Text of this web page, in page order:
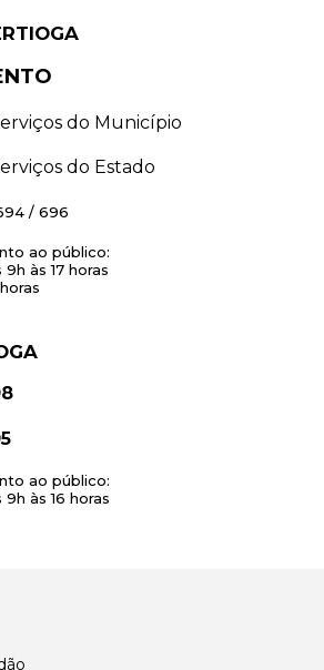
do Município
do Estado
/ 696
ao público:
às 17 horas
ao público:
às 16 horas